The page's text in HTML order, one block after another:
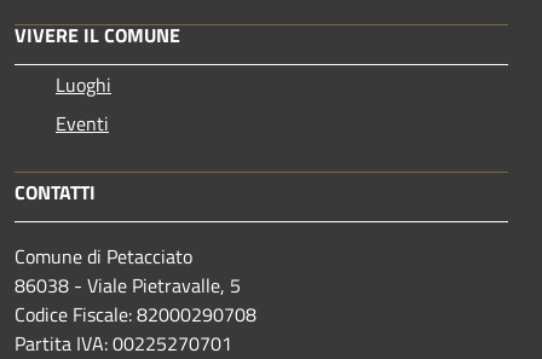
VIVERE IL COMUNE
Luoghi
Eventi
CONTATTI
Comune di Petacciato
86038 - Viale Pietravalle, 5
Codice Fiscale: 82000290708
Partita IVA: 00225270701